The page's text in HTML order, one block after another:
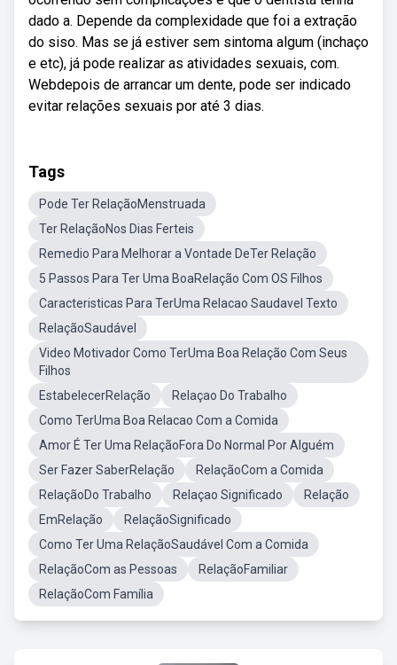
dado a. Depende da complexidade que foi a extração
do siso. Mas se já estiver sem sintoma algum (inchaço
e etc), já pode realizar as atividades sexuais, com.
Webdepois de arrancar um dente, pode ser indicado
evitar relações sexuais por até 3 dias.
Tags
Pode Ter RelaçãoMenstruada
Ter RelaçãoNos Dias Ferteis
Remedio Para Melhorar a Vontade DeTer Relação
5 Passos Para Ter Uma BoaRelação Com OS Filhos
Caracteristicas Para TerUma Relacao Saudavel Texto
RelaçãoSaudável
Video Motivador Como TerUma Boa Relação Com Seus
Filhos
EstabelecerRelação
Relaçao Do Trabalho
Como TerUma Boa Relacao Com a Comida
Amor É Ter Uma RelaçãoFora Do Normal Por Alguém
Ser Fazer SaberRelação
RelaçãoCom a Comida
RelaçãoDo Trabalho
Relaçao Significado
Relação
EmRelação
RelaçãoSignificado
Como Ter Uma RelaçãoSaudável Com a Comida
RelaçãoCom as Pessoas
RelaçãoFamiliar
RelaçãoCom Família